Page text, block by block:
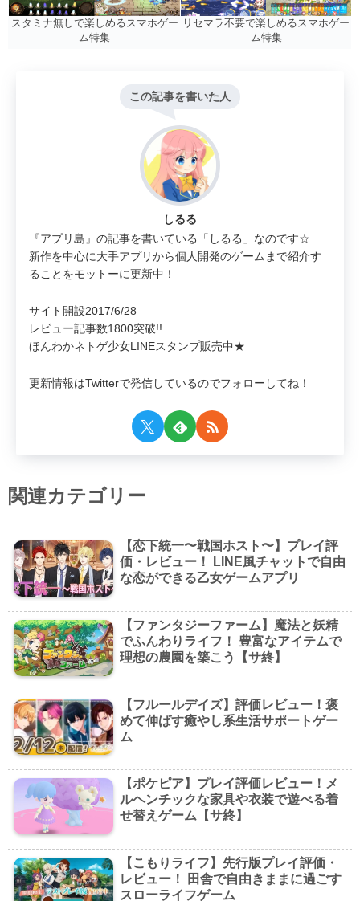
スタミナ無しで楽しめるスマホゲー
ム特集
リセマラ不要で楽しめるスマホゲー
ム特集
この記事を書いた人
しるる
『アプリ島』の記事を書いている「しるる」なのです☆
新作を中心に大手アプリから個人開発のゲームまで紹介す
ることをモットーに更新中！
サイト開設2017/6/28
レビュー記事数1800突破!!
ほんわかネトゲ少女LINEスタンプ販売中★
更新情報はTwitterで発信しているのでフォローしてね！
関連カテゴリー
【恋下統一〜戦国ホスト〜】プレイ評
価・レビュー！ LINE風チャットで自由
な恋ができる乙女ゲームアプリ
【ファンタジーファーム】魔法と妖精
でふんわりライフ！ 豊富なアイテムで
理想の農園を築こう【サ終】
【フルールデイズ】評価レビュー！褒
めて伸ばす癒やし系生活サポートゲー
ム
【ポケピア】プレイ評価レビュー！メ
ルヘンチックな家具や衣装で遊べる着
せ替えゲーム【サ終】
【こもりライフ】先行版プレイ評価・
レビュー！ 田舎で自由きままに過ごす
スローライフゲーム